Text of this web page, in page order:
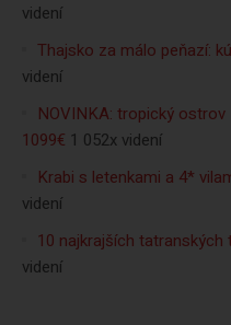
videní
Thajsko za málo peňazí:
videní
NOVINKA: tropický
1099€ 1 052x videní
Krabi s letenkami a 4*
videní
10 najkrajších
videní